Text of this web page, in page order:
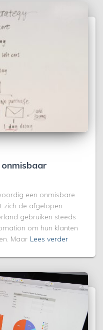
een onmisbare
zich de afgelopen
gebruiken steeds
om hun klanten
Maar Lees verder